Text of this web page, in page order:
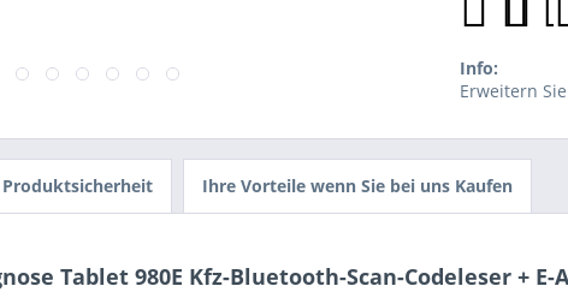
Info:
Erweitern
Produktsicherheit Ihre Vorteile wenn Sie bei uns Kaufen
Tablet 980E Kfz-Bluetooth-Scan-Codeleser + E-